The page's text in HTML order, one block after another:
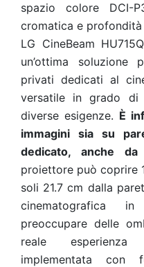
spazio colore DCI-
cromatica e profondità
LG CineBeam
un’ottima
privati dedicati al
versatile in grado di
diverse esigenze. È
immagini sia su
dedicato, anche
proiettore può coprire
soli 21.7 cm dalla
cinematografica
preoccupare delle
reale esperienza
implementata con